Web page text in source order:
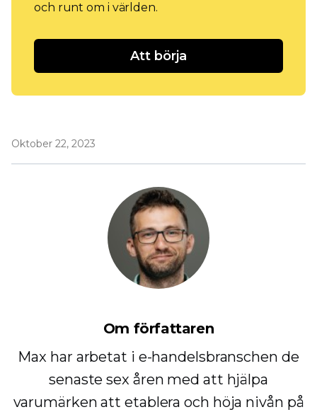
och runt om i världen.
Att börja
Oktober 22, 2023
Om författaren
Max har arbetat i e-handelsbranschen de
senaste sex åren med att hjälpa
varumärken att etablera och höja nivån på